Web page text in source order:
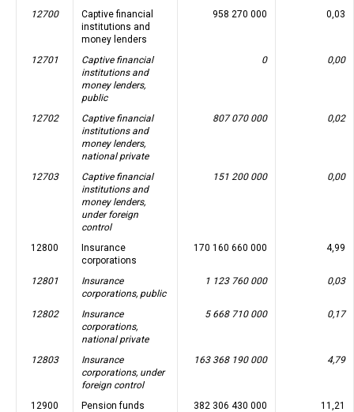
12700
Captive financial
institutions and
money lenders
958 270 000 0,03
12701
Captive financial
institutions and
money lenders,
public
0 0,00
12702
Captive financial
institutions and
money lenders,
national private
807 070 000 0,02
12703
Captive financial
institutions and
money lenders,
under foreign
control
151 200 000 0,00
12800
Insurance
corporations
170 160 660 000 4,99
12801
Insurance
corporations, public
1 123 760 000 0,03
12802
Insurance
corporations,
national private
5 668 710 000 0,17
12803
Insurance
corporations, under
foreign control
163 368 190 000 4,79
12900 Pension funds 382 306 430 000
11,21